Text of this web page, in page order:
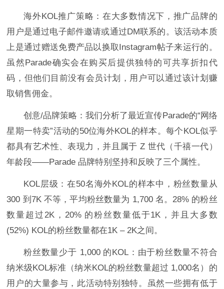
海外KOL推广策略：在大多数情况下，推广品牌的
用户是通过电子邮件邀请或通过DM联系的。该活动本质
上是通过赠送免费产品以换取Instagram帖子来运行的。
虽然Parade确实会在购买后提供独特的可共享折扣代
码，但他们目前没有会员计划，用户可以通过该计划赚
取销售佣金。
创意/品牌策略：我们分析了最近宣传Parade的“网络
星期一特卖”活动的50位海外KOL的样本。每个KOL似乎
都具有艺术性、表现力，并且属于 Z 世代（千禧一代）
年龄段——Parade 品牌特别坚持和反映了三个属性。
KOL层级：在50名海外KOL的样本中，粉丝数量从
300 到7K 不等，平均粉丝数量为 1,700 名。28% 的粉丝
数量超过2K，20% 的粉丝数量低于1K，并且大多数
(52%) KOL的粉丝数量都在1K – 2K之间。
粉丝数量少于 1,000 的KOL：由于粉丝数量不符合
纳米级KOL标准（纳米KOL的粉丝数量超过 1,000名）的
用户的大量参与，此活动特别独特。虽然一些拥有低于